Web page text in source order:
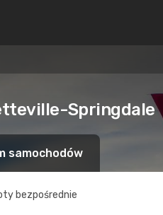
Springdale
samochodów
bezpośrednie